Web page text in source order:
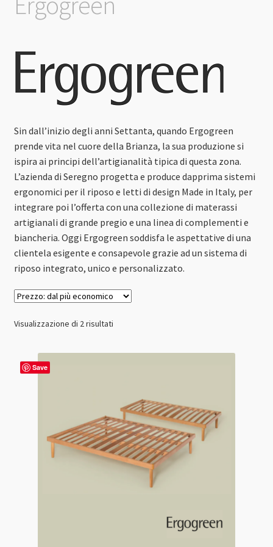
Sin dall’inizio degli anni Settanta, quando Ergogreen
prende vita nel cuore della Brianza, la sua produzione si
ispira ai principi dell’artigianalità tipica di questa zona.
L’azienda di Seregno progetta e produce dapprima sistemi
ergonomici per il riposo e letti di design Made in Italy, per
integrare poi l’offerta con una collezione di materassi
artigianali di grande pregio e una linea di complementi e
biancheria. Oggi Ergogreen soddisfa le aspettative di una
clientela esigente e consapevole grazie ad un sistema di
riposo integrato, unico e personalizzato.
Visualizzazione di 2 risultatiPrezzo:
Save